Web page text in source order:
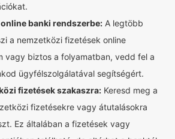
banki rendszerbe: A legtöbb
a nemzetközi fizetések online
vagy biztos a folyamatban, vedd fel a
ügyfélszolgálatával segítségért.
fizetések szakaszra: Keresd meg a
fizetésekre vagy átutalásokra
Ez általában a fizetések vagy